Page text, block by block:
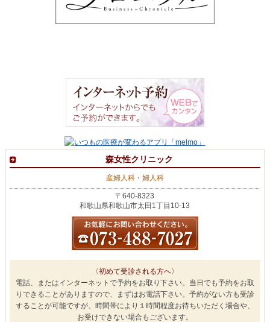
森女性クリニック
産婦人科・婦人科
〒640-8323
和歌山県和歌山市太田1丁目10-13
〈初めて受診される方へ〉
電話、またはインターネットで予約をお取り下さい。当日でも予約をお取
りできることがありますので、まずはお電話下さい。予約がない方も受診
することが可能ですが、時間帯により１時間程度お待ちいただく場合や、
お受けできない場合もございます。